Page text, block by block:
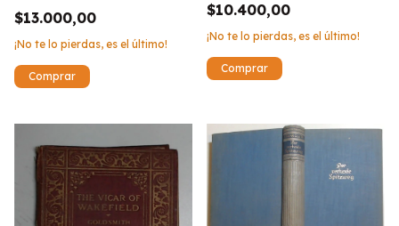
$13.000,00
¡No te lo pierdas, es el último!
$10.400,00
¡No te lo pierdas, es el último!